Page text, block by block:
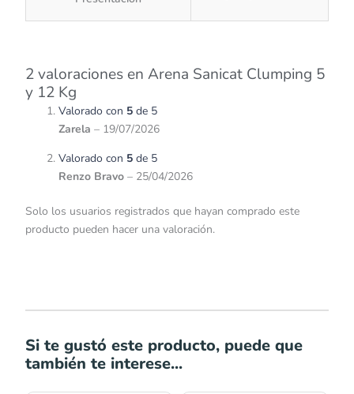
2 valoraciones en Arena Sanicat Clumping 5
y 12 Kg
Valorado con 5 de 5
Zarela – 19/07/2026
Valorado con 5 de 5
Renzo Bravo – 25/04/2026
Solo los usuarios registrados que hayan comprado este
producto pueden hacer una valoración.
Si te gustó este producto, puede que
también te interese...